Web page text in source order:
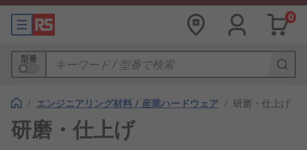
0
型番
/ エンジニアリング材料 / 産業ハードウェア / 研磨・仕上げ
研磨・仕上げ